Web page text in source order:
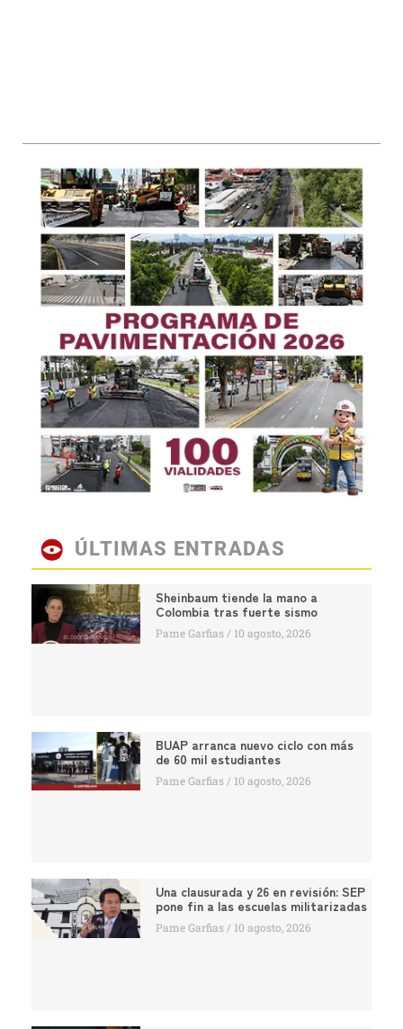
ÚLTIMAS ENTRADAS
Sheinbaum tiende la mano a
Colombia tras fuerte sismo
Pame Garfias 10 agosto, 2026
BUAP arranca nuevo ciclo con más
de 60 mil estudiantes
Pame Garfias 10 agosto, 2026
Una clausurada y 26 en revisión: SEP
pone fin a las escuelas militarizadas
Pame Garfias 10 agosto, 2026